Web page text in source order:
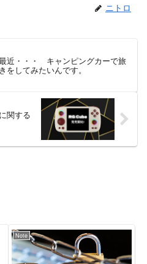
ニトロ
近・・・ キャンピングカーで旅
をしてみたいんです。
関する
Note